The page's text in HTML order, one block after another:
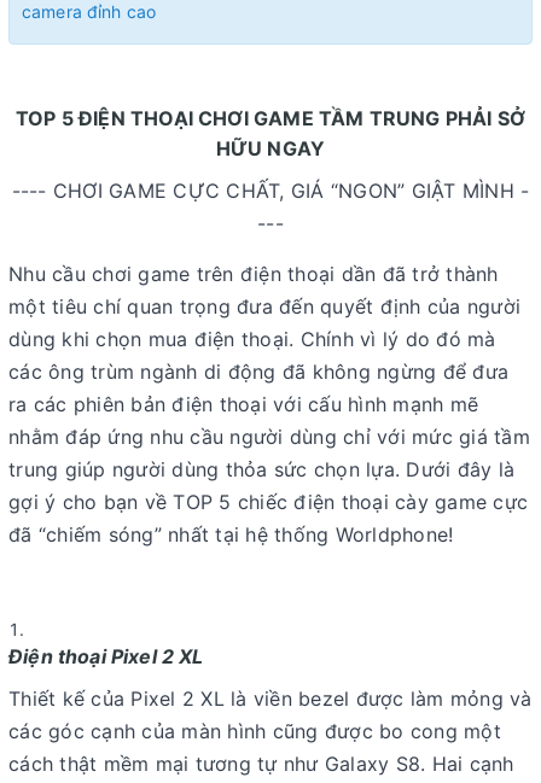
camera đỉnh cao
TOP 5 ĐIỆN THOẠI CHƠI GAME TẦM TRUNG PHẢI SỞ
HỮU NGAY
---- CHƠI GAME CỰC CHẤT, GIÁ “NGON” GIẬT MÌNH -
---
Nhu cầu chơi game trên điện thoại dần đã trở thành
một tiêu chí quan trọng đưa đến quyết định của người
dùng khi chọn mua điện thoại. Chính vì lý do đó mà
các ông trùm ngành di động đã không ngừng để đưa
ra các phiên bản điện thoại với cấu hình mạnh mẽ
nhằm đáp ứng nhu cầu người dùng chỉ với mức giá tầm
trung giúp người dùng thỏa sức chọn lựa. Dưới đây là
gợi ý cho bạn về TOP 5 chiếc điện thoại cày game cực
đã “chiếm sóng” nhất tại hệ thống Worldphone!
Điện thoại Pixel 2 XL
Thiết kế của Pixel 2 XL là viền bezel được làm mỏng và
các góc cạnh của màn hình cũng được bo cong một
cách thật mềm mại tương tự như Galaxy S8. Hai cạnh